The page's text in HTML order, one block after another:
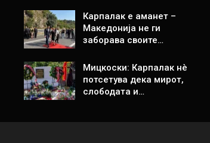
Карпалак е аманет –
Македонија не ги
заборава своите…
Мицкоски: Карпалак нè
потсетува дека мирот,
слободата и…